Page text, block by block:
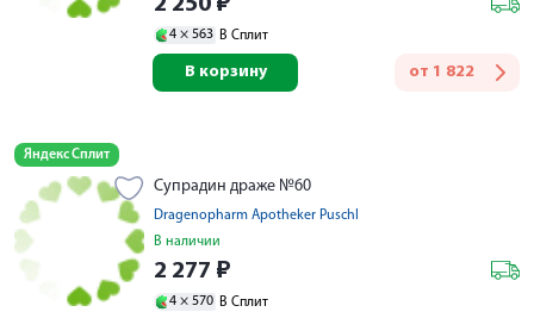
4 × 563 В Сплит
от 1 822
В корзину
Яндекс Сплит
Супрадин драже №60
Dragenopharm Apotheker Puschl
В наличии
2 277 ₽
4 × 570 В Сплит